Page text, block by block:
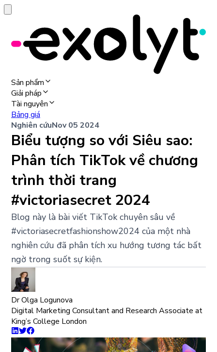
Sản phẩm
Giải pháp
Tài nguyên
Bảng giá
Nghiên cứuNov 05 2024
Biểu tượng so với Siêu sao:
Phân tích TikTok về chương
trình thời trang
#victoriasecret 2024
Blog này là bài viết TikTok chuyên sâu về
#victoriasecretfashionshow2024 của một nhà
nghiên cứu đã phân tích xu hướng tương tác bất
ngờ trong suốt sự kiện.
Dr Olga Logunova
Digital Marketing Consultant and Research Associate at
King’s College London